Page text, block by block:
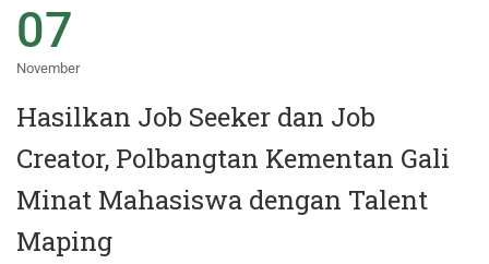
07
November
Hasilkan Job Seeker dan Job
Creator, Polbangtan Kementan Gali
Minat Mahasiswa dengan Talent
Maping